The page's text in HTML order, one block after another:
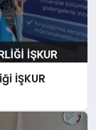
İŞKUR